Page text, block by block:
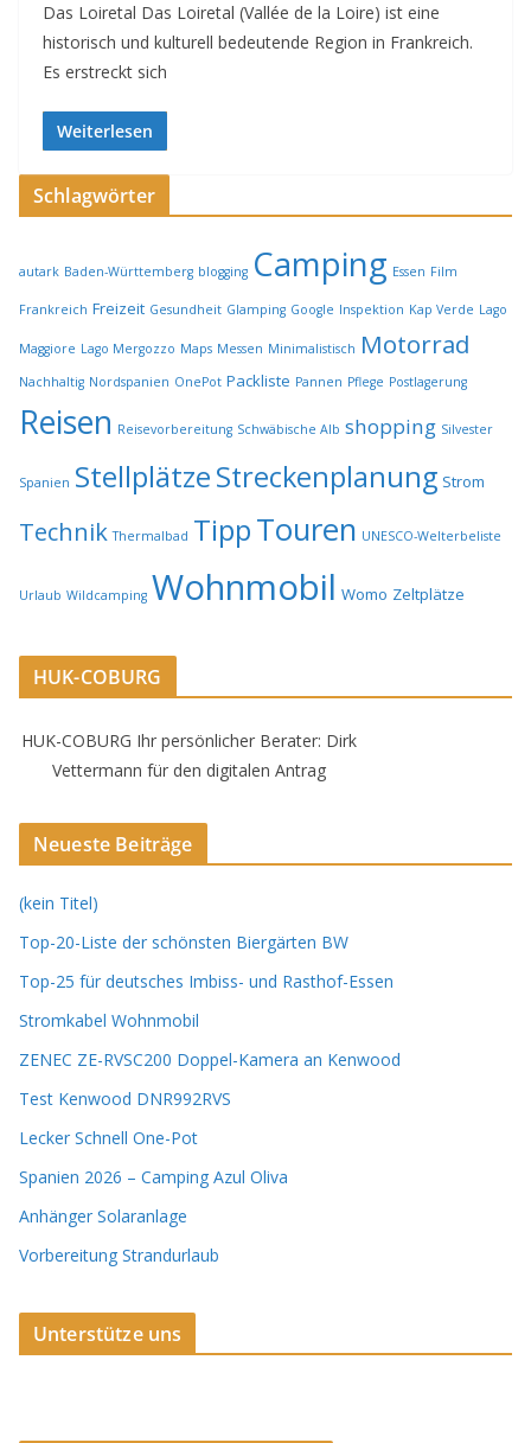
Das Loiretal Das Loiretal (Vallée de la Loire) ist eine
historisch und kulturell bedeutende Region in Frankreich.
Es erstreckt sich
Weiterlesen
Schlagwörter
autark Baden-Württemberg blogging Camping Essen Film
Frankreich Freizeit Gesundheit Glamping Google Inspektion Kap Verde Lago
Maggiore Lago Mergozzo Maps Messen Minimalistisch Motorrad
Nachhaltig Nordspanien OnePot Packliste Pannen Pflege Postlagerung
Reisen Reisevorbereitung Schwäbische Alb shopping Silvester
Spanien StellplätzeStreckenplanung Strom
Technik Thermalbad TippTouren UNESCO-Welterbeliste
Urlaub Wildcamping Wohnmobil Womo Zeltplätze
HUK-COBURG
HUK-COBURG Ihr persönlicher Berater: Dirk
Vettermann für den digitalen Antrag
Neueste Beiträge
(kein Titel)
Top-20-Liste der schönsten Biergärten BW
Top-25 für deutsches Imbiss- und Rasthof-Essen
Stromkabel Wohnmobil
ZENEC ZE-RVSC200 Doppel-Kamera an Kenwood
Test Kenwood DNR992RVS
Lecker Schnell One-Pot
Spanien 2026 – Camping Azul Oliva
Anhänger Solaranlage
Vorbereitung Strandurlaub
Unterstütze uns